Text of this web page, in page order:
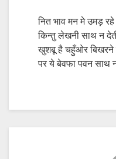
नित भाव मन मे उमड़
किन्तु लेखनी साथ न
खुशबू है चहुँओर बिखरने
पर ये बेवफा पवन साथ